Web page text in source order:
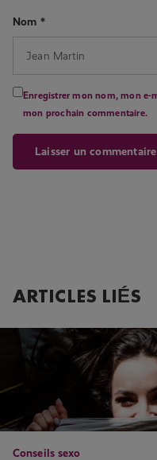
Nom *
Enregistrer mon nom, mon e-
mon prochain commentaire.
ARTICLES LIÉS
Conseils sexo